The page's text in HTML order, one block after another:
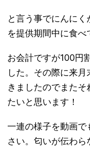
と言う事でにんに
を提供期間中に食べ
お会計ですが100円
した。その際に来
きましたのでまた
たいと思います！
一連の様子を動画
さい。匂いが伝わら